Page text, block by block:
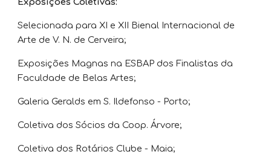
Selecionada para XI e XII Bienal Internacional de
Arte de V. N. de Cerveira;
Exposições Magnas na ESBAP dos Finalistas da
Faculdade de Belas Artes;
Galeria Geralds em S. Ildefonso - Porto;
Coletiva dos Sócios da Coop. Árvore;
Coletiva dos Rotários Clube - Maia;